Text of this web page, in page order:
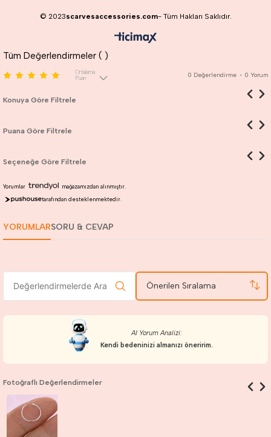
© 2023scarvesaccessories.com- Tüm Hakları Saklıdır.
Tüm Değerlendirmeler ( )
Ortalama
Puan
0 Değerlendirme • 0 Yorum
Konuya Göre Filtrele
Puana Göre Filtrele
Seçeneğe Göre Filtrele
Yorumlar
mağazamızdan alınmıştır.
tarafından desteklenmektedir.
YORUMLARSORU & CEVAP
Önerilen Sıralama
AI Yorum Analizi:
Kendi bedeninizi almanızı öneririm.
Fotoğraflı Değerlendirmeler